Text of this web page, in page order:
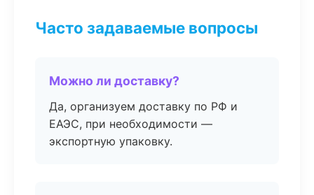
Часто задаваемые вопросы
Можно ли доставку?
Да, организуем доставку по РФ и
ЕАЭС, при необходимости —
экспортную упаковку.